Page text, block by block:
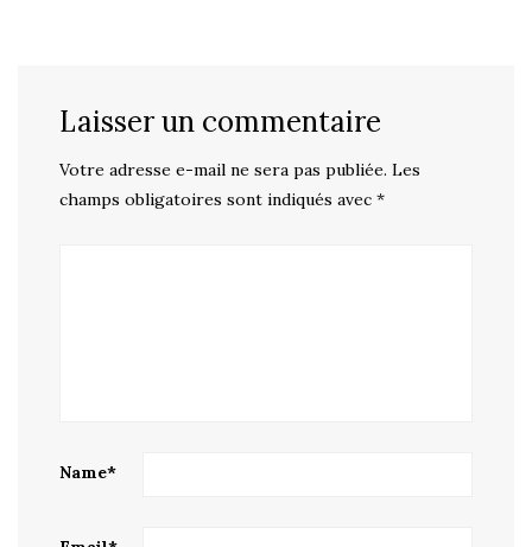
Laisser un commentaire
Votre adresse e-mail ne sera pas publiée. Les
champs obligatoires sont indiqués avec *
Name*